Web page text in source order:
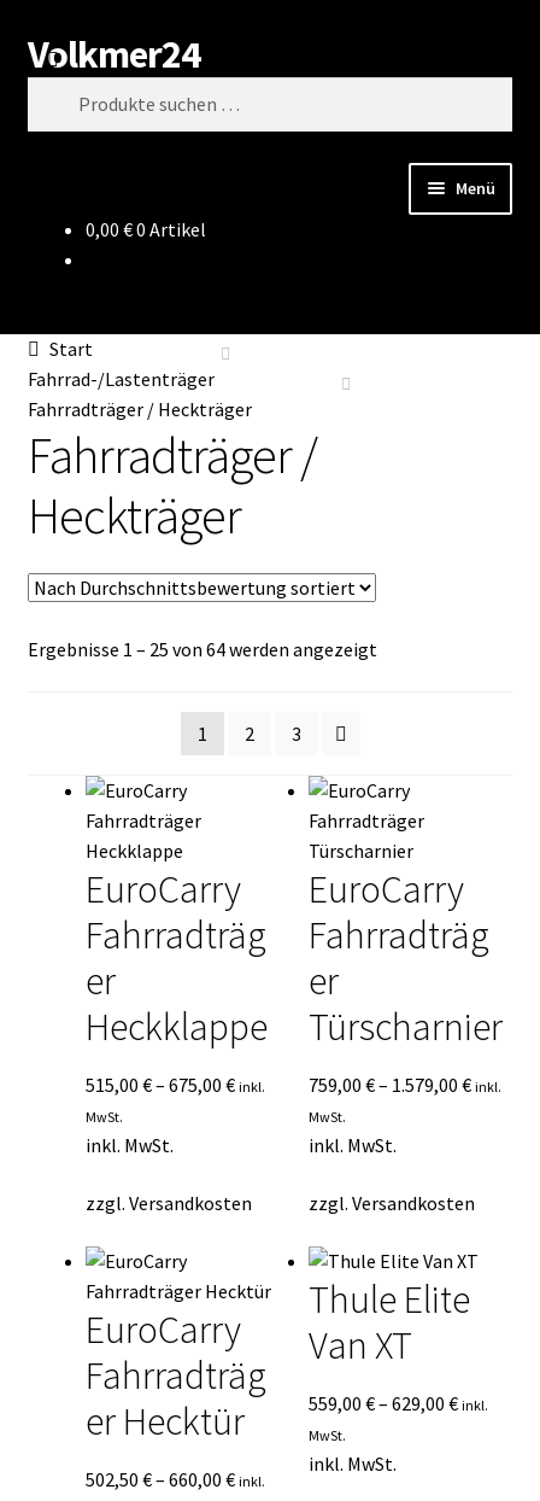
Zur
Navigation
springen
Zum
Inhalt
springen
Volkmer24
Suchen
Menü
Impressum
Datenschutz
Impressum
Vertrag widerrufen
Warenkorb
0,00 €0 Artikel
Start
Fahrrad-/Lastenträger
Fahrradträger / Heckträger
Fahrradträger /
Heckträger
Ergebnisse 1 – 25 von 64 werden angezeigtNach
1
2 3
EuroCarry
Fahrradträg
er
Heckklappe
515,00 €– 675,00 € inkl.
MwSt.
inkl. MwSt.
zzgl. Versandkosten
EuroCarry
Fahrradträg
er
Türscharnier
759,00€– 1.579,00€ inkl.
MwSt.
inkl. MwSt.
zzgl.Versandkosten
EuroCarry
Fahrradträg
er Hecktür
502,50 €– 660,00 € inkl.
Thule Elite
Van XT
559,00€–629,00€ inkl.
MwSt.
inkl. MwSt.